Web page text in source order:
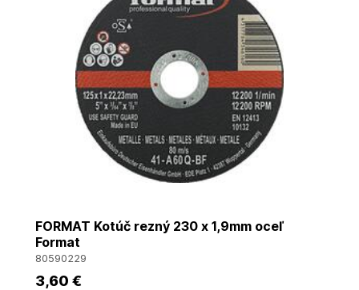
FORMAT Kotúč rezný 230 x 1,9mm oceľ
Format
80590229
3,60 €